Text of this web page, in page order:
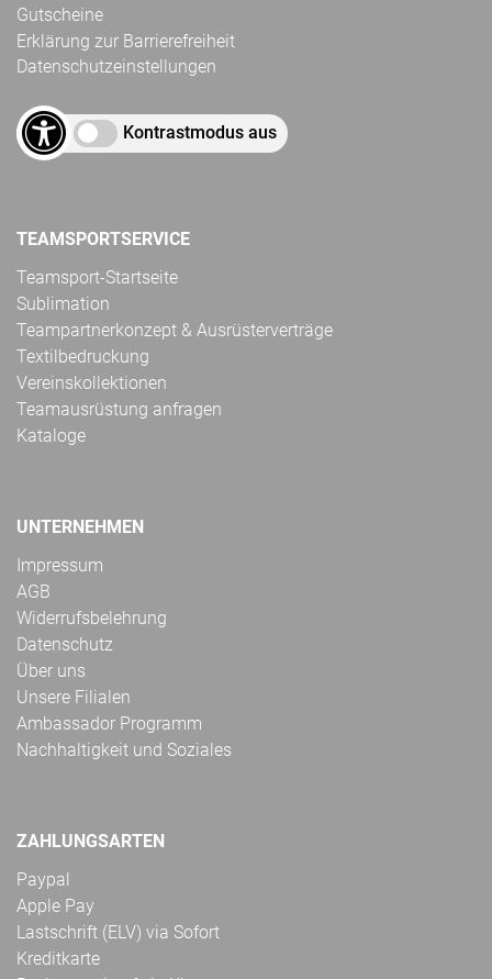
Gutscheine
Erklärung zur Barrierefreiheit
Datenschutzeinstellungen
Kontrastmodus aus
TEAMSPORTSERVICE
Teamsport-Startseite
Sublimation
Teampartnerkonzept & Ausrüsterverträge
Textilbedruckung
Vereinskollektionen
Teamausrüstung anfragen
Kataloge
UNTERNEHMEN
Impressum
AGB
Widerrufsbelehrung
Datenschutz
Über uns
Unsere Filialen
Ambassador Programm
Nachhaltigkeit und Soziales
ZAHLUNGSARTEN
Paypal
Apple Pay
Lastschrift (ELV) via Sofort
Kreditkarte